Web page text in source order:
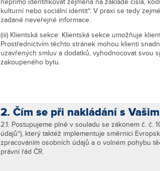
nepřímo identifikovat zejména na základě čísla,
kulturní nebo sociální identit“. V praxi se tedy
zadané neveřejné informace.
(iii) Klientská sekce: Klientská sekce umožňuje
Prostřednictvím těchto stránek mohou klienti
uzavřených smluv a dodatků, vyhodnocovat svou
zakoupeného bytu.
2. Čím se při nakládání s
2.1. Postupujeme plně v souladu se zákonem č. č.
údajů“), který taktéž implementuje směrnici
zpracováním osobních údajů a o volném pohybu
právní řád ČR.